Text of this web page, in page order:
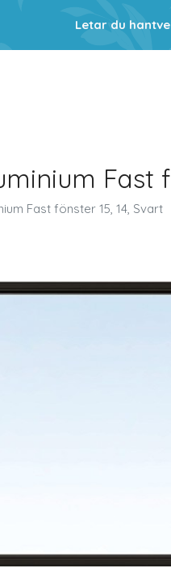
Letar du
Fast
Fast fönster 15, 14, Svart